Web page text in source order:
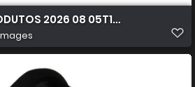
2026 08 05T172115.414